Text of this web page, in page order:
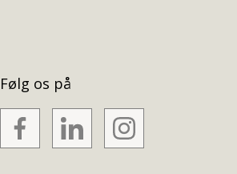
Følg os på